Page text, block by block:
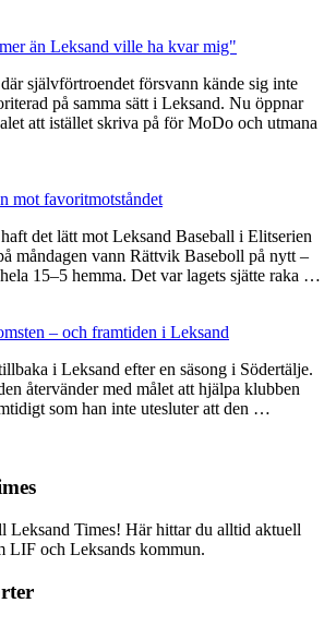
än Leksand ville ha kvar mig"
självförtroendet försvann kände sig inte
på samma sätt i Leksand. Nu öppnar
att istället skriva på för MoDo och utmana
mot favoritmotståndet
det lätt mot Leksand Baseball i Elitserien
måndagen vann Rättvik Baseboll på nytt –
15–5 hemma. Det var lagets sjätte raka …
– och framtiden i Leksand
i Leksand efter en säsong i Södertälje.
återvänder med målet att hjälpa klubben
som han inte utesluter att den …
Leksand Times! Här hittar du alltid aktuell
LIF och Leksands kommun.